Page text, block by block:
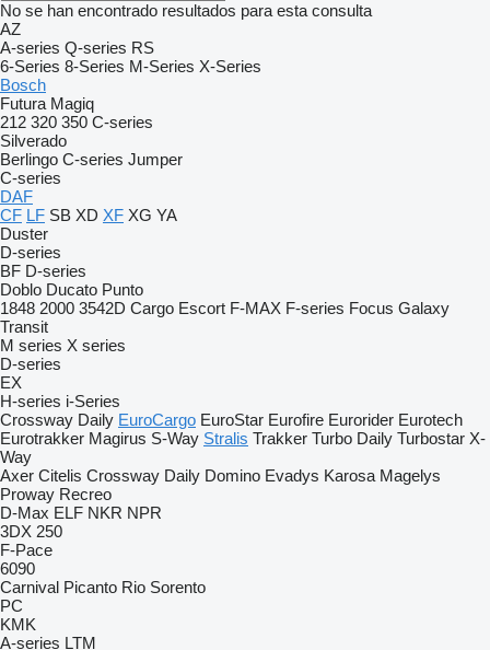
No se han encontrado resultados para esta consulta
AZ
A-series Q-series RS
6-Series 8-Series M-Series X-Series
Bosch
Futura Magiq
212 320 350 C-series
Silverado
Berlingo C-series Jumper
C-series
DAF
CF LF SB XD XF XG YA
Duster
D-series
BF D-series
Doblo Ducato Punto
1848 2000 3542D Cargo Escort F-MAX F-series Focus Galaxy
Transit
M series X series
D-series
EX
H-series i-Series
Crossway Daily EuroCargo EuroStar Eurofire Eurorider Eurotech
Eurotrakker Magirus S-Way Stralis Trakker Turbo Daily Turbostar X-
Way
Axer Citelis Crossway Daily Domino Evadys Karosa Magelys
Proway Recreo
D-Max ELF NKR NPR
3DX 250
F-Pace
6090
Carnival Picanto Rio Sorento
PC
KMK
A-series LTM